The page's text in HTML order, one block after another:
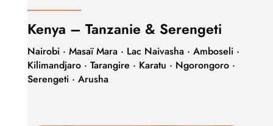
Kenya – Tanzanie & Serengeti
Nairobi · Masaï Mara · Lac Naivasha · Amboseli ·
Kilimandjaro · Tarangire · Karatu · Ngorongoro ·
Serengeti · Arusha